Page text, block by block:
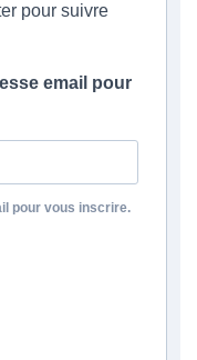
pour suivre
email pour
pour vous inscrire.